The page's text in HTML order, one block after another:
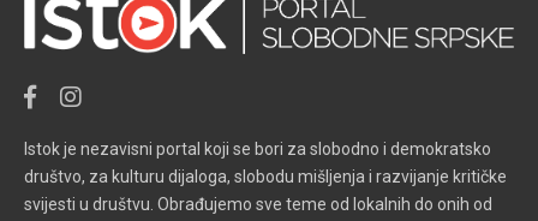
Istok je nezavisni portal koji se bori za slobodno i demokratsko
društvo, za kulturu dijaloga, slobodu mišljenja i razvijanje kritičke
svijesti u društvu. Obrađujemo sve teme od lokalnih do onih od